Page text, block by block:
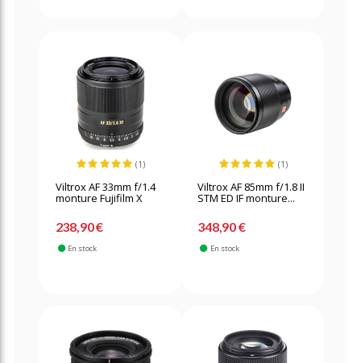
(1)
Viltrox AF 33mm f/1.4
monture Fujifilm X
238,90 €
En stock
(1)
Viltrox AF 85mm f/1.8 II
STM ED IF monture...
348,90 €
En stock